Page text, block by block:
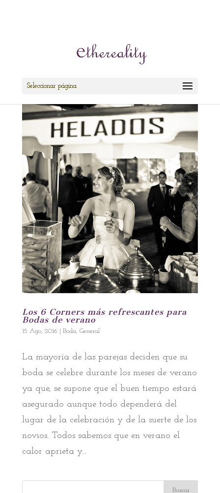
Seleccionar página
Los 6 Corners más refrescantes para
Bodas de verano
15 Ago, 2016 Boda, General
La mayoría de las parejas deciden que su
boda se celebre durante los meses de verano
ya que, se supone que el buen tiempo estará
asegurado aunque todo dependerá del
lugar de la celebración y de la suerte de los
novios. Todos sabemos que en verano el
calor aprieta y...